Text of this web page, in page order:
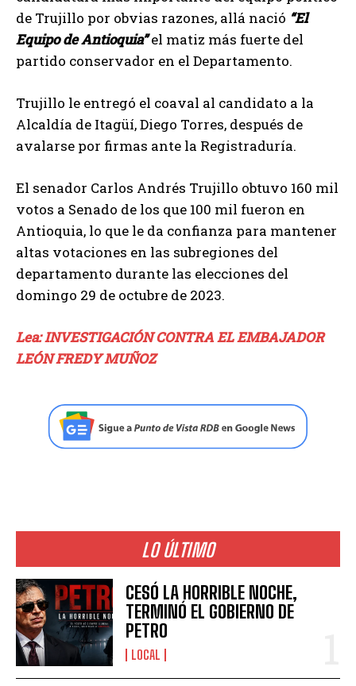
de Trujillo por obvias razones, allá nació “El
Equipo de Antioquia” el matiz más fuerte del
partido conservador en el Departamento.
Trujillo le entregó el coaval al candidato a la
Alcaldía de Itagüí, Diego Torres, después de
avalarse por firmas ante la Registraduría.
El senador Carlos Andrés Trujillo obtuvo 160 mil
votos a Senado de los que 100 mil fueron en
Antioquia, lo que le da confianza para mantener
altas votaciones en las subregiones del
departamento durante las elecciones del
domingo 29 de octubre de 2023.
Lea: INVESTIGACIÓN CONTRA EL EMBAJADOR
LEÓN FREDY MUÑOZ
LO ÚLTIMO
CESÓ LA HORRIBLE NOCHE,
TERMINÓ EL GOBIERNO DE
PETRO
LOCAL